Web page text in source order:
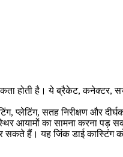
होती है। ये ब्रैकेट, कनेक्टर,
प्लेटिंग, सतह निरीक्षण और
आयामों का सामना करना पड़
हैं। यह जिंक डाई कास्टिंग